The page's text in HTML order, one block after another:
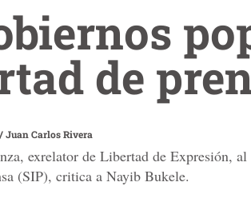
de
/Juan Carlos Rivera
exrelator de Libertad de Expresión,
(SIP), critica a Nayib Bukele.